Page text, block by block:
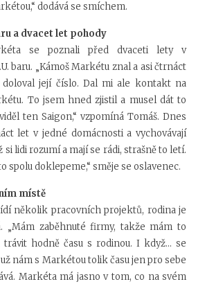
dodává se smíchem.
a dvacet let pohody
se poznali před dvaceti lety v
baru. „Kámoš Markétu znal a asi čtrnáct
její číslo. Dal mi ale kontakt na
To jsem hned zjistil a musel dát to
ten Saigon,“ vzpomíná Tomáš. Dnes
let v jedné domácnosti a vychovávají
si lidi rozumí a mají se rádi, strašně to letí.
spolu doklepeme,“ směje se oslavenec.
místě
několik pracovních projektů, rodina je
„Mám zaběhnuté firmy, takže mám to
trávit hodně času s rodinou. I když… se
nám s Markétou tolik času jen pro sebe
Markéta má jasno v tom, co na svém